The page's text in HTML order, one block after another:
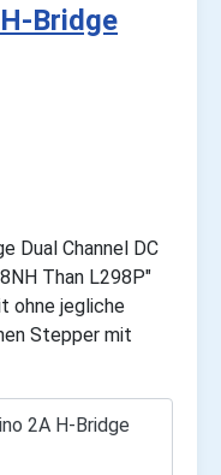
Bridge
Dual Channel DC
Than L298P"
ohne jegliche
Stepper mit
2A H-Bridge